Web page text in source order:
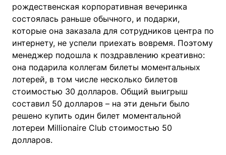
рождественская корпоративная вечеринка
состоялась раньше обычного, и подарки,
которые она заказала для сотрудников центра по
интернету, не успели приехать вовремя. Поэтому
менеджер подошла к поздравлению креативно:
она подарила коллегам билеты моментальных
лотерей, в том числе несколько билетов
стоимостью 30 долларов. Общий выигрыш
составил 50 долларов – на эти деньги было
решено купить один билет моментальной
лотереи Millionaire Club стоимостью 50
долларов.